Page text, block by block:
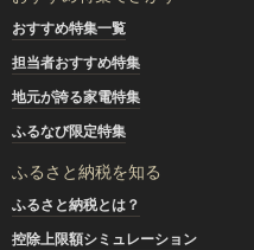
おすすめ特集一覧
担当者おすすめ特集
地元が誇る家電特集
ふるなび限定特集
ふるさと納税を知る
ふるさと納税とは？
控除上限額シミュレーション